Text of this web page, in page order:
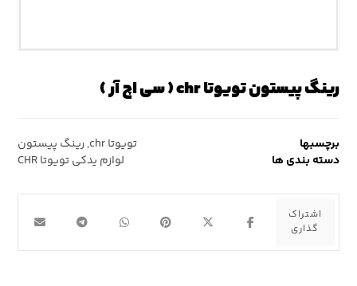
رینگ پیستون تویوتا chr ( سی اچ آر )
برچسبها تویوتا chr ,رینگ پیستون
دسته بندی ها
لوازم یدکی تویوتا CHR